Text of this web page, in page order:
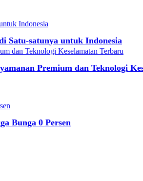
Satu-satunya untuk Indonesia
Premium dan Teknologi
Bunga 0 Persen